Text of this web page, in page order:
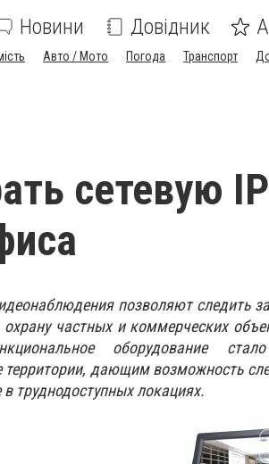
Новини Довідник
Авто / Мото Погода Транспорт
сетевую
позволяют следить
частных и коммерческих
оборудование
дающим возможность
труднодоступных локациях.